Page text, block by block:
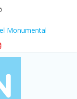
Monumental
décadas y ya
el sector
y consumo
el país, un 5,9%